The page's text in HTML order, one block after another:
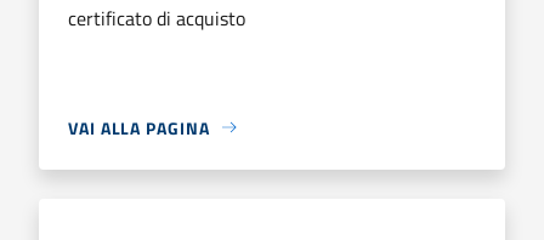
certificato di acquisto
VAI ALLA PAGINA